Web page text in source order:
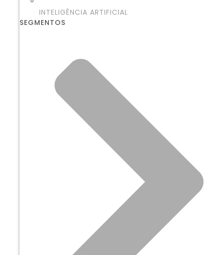
INTELIGÊNCIA ARTIFICIAL
SEGMENTOS